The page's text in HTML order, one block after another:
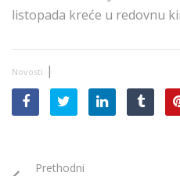
listopada kreće u redovnu
Novosti |
Prethodni